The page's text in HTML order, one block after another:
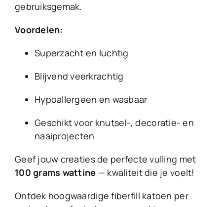
gebruiksgemak.
Voordelen:
Superzacht en luchtig
Blijvend veerkrachtig
Hypoallergeen en wasbaar
Geschikt voor knutsel-, decoratie- en
naaiprojecten
Geef jouw creaties de perfecte vulling met
100 grams wattine — kwaliteit die je voelt!
Ontdek hoogwaardige fiberfill katoen per